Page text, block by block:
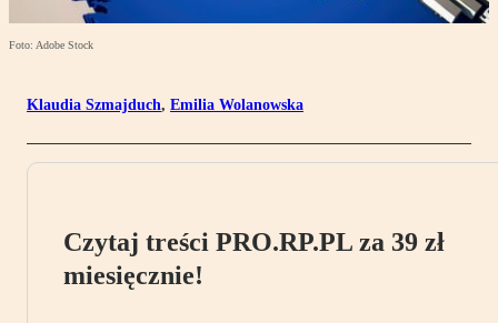
Foto: Adobe Stock
Klaudia Szmajduch, Emilia Wolanowska
Czytaj treści PRO.RP.PL za 39 zł
miesięcznie!